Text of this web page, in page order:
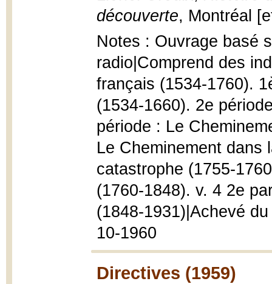
découverte, Montréal
Notes : Ouvrage basé
radio|Comprend des
français (1534-1760).
(1534-1660). 2e
période : Le
Le Cheminement dans
catastrophe (1755-
(1760-1848). v. 4 2e
(1848-1931)|Achevé
10-1960
Directives (1959)